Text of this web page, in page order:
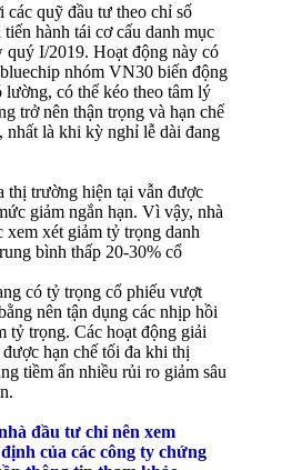
các quỹ đầu tư theo chỉ số
hành tái cơ cấu danh mục
quý I/2019. Hoạt động này có
nhóm VN30 biến động
có thể kéo theo tâm lý
trở nên thận trọng và hạn chế
nhất là khi kỳ nghỉ lễ dài đang
thị trường hiện tại vẫn được
giảm ngắn hạn. Vì vậy, nhà
xem xét giảm tỷ trọng danh
bình thấp 20-30% cổ
có tỷ trọng cổ phiếu vượt
nên tận dụng các nhịp hồi
tỷ trọng. Các hoạt động giải
hạn chế tối đa khi thị
tiềm ẩn nhiều rủi ro giảm sâu
đầu tư chỉ nên xem
của các công ty chứng